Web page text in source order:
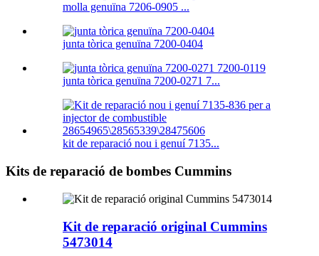
molla genuïna 7206-0905 ...
junta tòrica genuïna 7200-0404
junta tòrica genuïna 7200-0271 7...
kit de reparació nou i genuí 7135...
Kits de reparació de bombes Cummins
Kit de reparació original Cummins
5473014